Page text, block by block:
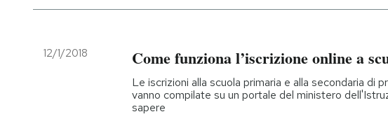
Politica
Internet
Consumismi
Europa
12/1/2018 Come funziona l’iscrizione online a
Le iscrizioni alla scuola primaria e alla secondaria di
vanno compilate su un portale del ministero
sapere